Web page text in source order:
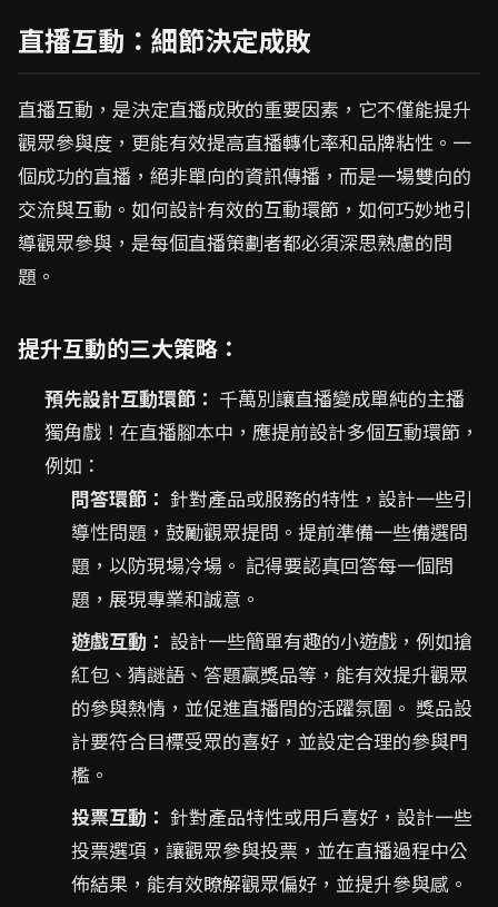
直播互動：細節決定成敗
直播互動，是決定直播成敗的重要因素，它不僅能提升
觀眾參與度，更能有效提高直播轉化率和品牌粘性。一
個成功的直播，絕非單向的資訊傳播，而是一場雙向的
交流與互動。如何設計有效的互動環節，如何巧妙地引
導觀眾參與，是每個直播策劃者都必須深思熟慮的問
題。
提升互動的三大策略：
預先設計互動環節： 千萬別讓直播變成單純的主播
獨角戲！在直播腳本中，應提前設計多個互動環節，
例如：
問答環節： 針對產品或服務的特性，設計一些引
導性問題，鼓勵觀眾提問。提前準備一些備選問
題，以防現場冷場。 記得要認真回答每一個問
題，展現專業和誠意。
遊戲互動： 設計一些簡單有趣的小遊戲，例如搶
紅包、猜謎語、答題贏獎品等，能有效提升觀眾
的參與熱情，並促進直播間的活躍氛圍。 獎品設
計要符合目標受眾的喜好，並設定合理的參與門
檻。
投票互動： 針對產品特性或用戶喜好，設計一些
投票選項，讓觀眾參與投票，並在直播過程中公
佈結果，能有效瞭解觀眾偏好，並提升參與感。